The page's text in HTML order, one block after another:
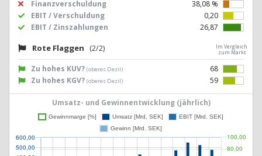
Finanzverschuldung
38,08 %
EBIT / Verschuldung
0,20
EBIT / Zinszahlungen
26,87
Rote Flaggen (2/2)
Im Vergleich
zum Markt
Zu hohes KUV? (oberes Dezil)
68
Zu hohes KGV? (oberes Dezil) 59
Umsatz- und Gewinnentwicklung (jährlich)